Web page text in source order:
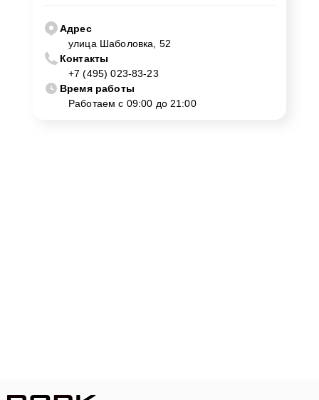
Адрес
улица Шаболовка, 52
Контакты
+7 (495) 023-83-23
Время работы
Работаем с 09:00 до 21:00